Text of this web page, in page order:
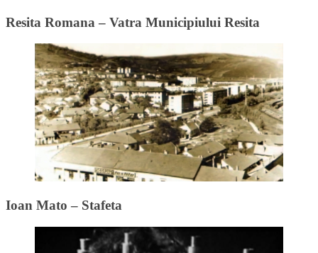
Resita Romana – Vatra Municipiului Resita
Ioan Mato – Stafeta